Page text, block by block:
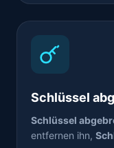
Schlüssel
Schlüssel
entfernen ihn,